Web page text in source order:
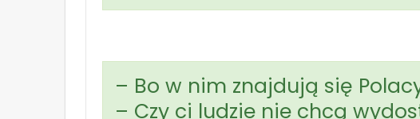
– Bo w nim znajdują się
– Czy ci ludzie nie chcą